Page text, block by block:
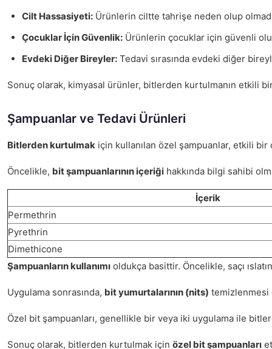
Cilt Hassasiyeti: Ürünlerin ciltte tahrişe neden olup
Çocuklar İçin Güvenlik: Ürünlerin çocuklar için güvenli
Evdeki Diğer Bireyler: Tedavi sırasında evdeki diğer
Sonuç olarak, kimyasal ürünler, bitlerden kurtulmanın etkili
Şampuanlar ve Tedavi Ürünleri
Bitlerden kurtulmak için kullanılan özel şampuanlar, etkili bir
Öncelikle, bit şampuanlarının içeriği hakkında bilgi sahibi
İçerik
Permethrin
Pyrethrin
Dimethicone
Şampuanların kullanımı oldukça basittir. Öncelikle, saçı
Uygulama sonrasında, bit yumurtalarının (nits) temizlenmesi
Özel bit şampuanları, genellikle bir veya iki uygulama ile
Sonuç olarak, bitlerden kurtulmak için özel bit şampuanları